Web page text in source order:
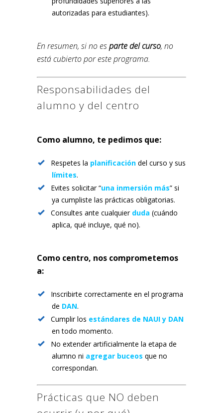
autorizadas para estudiantes).
En resumen, si no esparte del curso, no
está cubierto por este programa.
Responsabilidades del
alumno y del centro
Como alumno, te pedimos que:
Respetes la planificación del curso y sus
límites.
Evites solicitar “una inmersión más” si
ya cumpliste las prácticas obligatorias.
Consultes ante cualquier duda (cuándo
aplica, qué incluye, qué no).
Como centro, nos comprometemos
a:
Inscribirte correctamente en el programa
de DAN.
Cumplir los estándares de NAUI y DAN
en todo momento.
No extender artificialmente la etapa de
alumno ni agregar buceos que no
correspondan.
Prácticas que NO deben